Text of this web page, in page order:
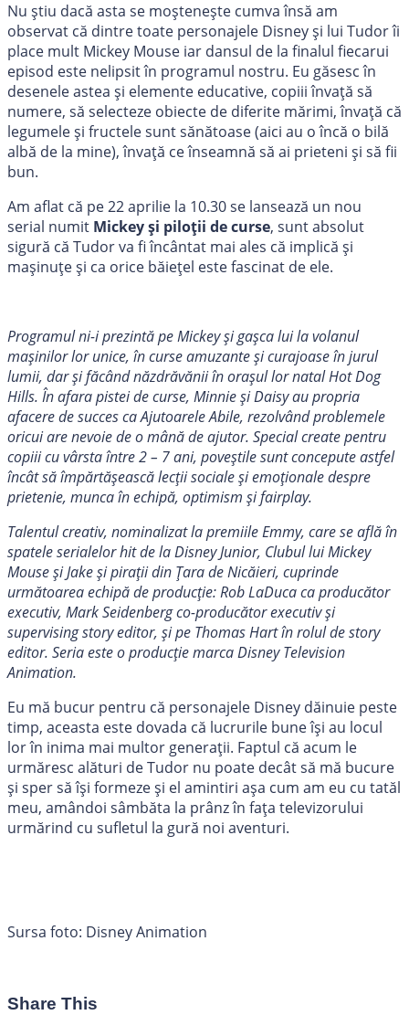
Nu știu dacă asta se moștenește cumva însă am
observat că dintre toate personajele Disney și lui Tudor îi
place mult Mickey Mouse iar dansul de la finalul fiecarui
episod este nelipsit în programul nostru. Eu găsesc în
desenele astea și elemente educative, copiii învață să
numere, să selecteze obiecte de diferite mărimi, învață că
legumele și fructele sunt sănătoase (aici au o încă o bilă
albă de la mine), învață ce înseamnă să ai prieteni și să fii
bun.
Am aflat că pe 22 aprilie la 10.30 se lansează un nou
serial numit Mickey și piloții de curse, sunt absolut
sigură că Tudor va fi încântat mai ales că implică și
mașinuțe și ca orice băiețel este fascinat de ele.
Programul ni-i prezintă pe Mickey și gașca lui la volanul
mașinilor lor unice, în curse amuzante și curajoase în jurul
lumii, dar și făcând năzdrăvănii în orașul lor natal Hot Dog
Hills. În afara pistei de curse, Minnie și Daisy au propria
afacere de succes ca Ajutoarele Abile, rezolvând problemele
oricui are nevoie de o mână de ajutor. Special create pentru
copiii cu vârsta între 2 – 7 ani, poveștile sunt concepute astfel
încât să împărtășească lecții sociale și emoționale despre
prietenie, munca în echipă, optimism și fairplay.
Talentul creativ, nominalizat la premiile Emmy, care se află în
spatele serialelor hit de la Disney Junior, Clubul lui Mickey
Mouse și Jake și pirații din Țara de Nicăieri, cuprinde
următoarea echipă de producție: Rob LaDuca ca producător
executiv, Mark Seidenberg co-producător executiv și
supervising story editor, și pe Thomas Hart în rolul de story
editor. Seria este o producție marca Disney Television
Animation.
Eu mă bucur pentru că personajele Disney dăinuie peste
timp, aceasta este dovada că lucrurile bune își au locul
lor în inima mai multor generații. Faptul că acum le
urmăresc alături de Tudor nu poate decât să mă bucure
și sper să își formeze și el amintiri așa cum am eu cu tatăl
meu, amândoi sâmbăta la prânz în fața televizorului
urmărind cu sufletul la gură noi aventuri.
Sursa foto: Disney Animation
Share This